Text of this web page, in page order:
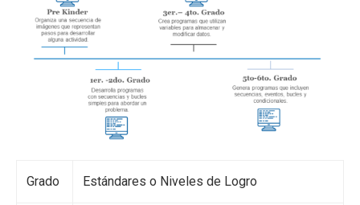
Grado Estándares o Niveles de Logro